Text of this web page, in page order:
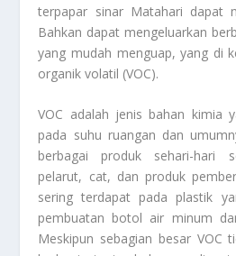
terpapar sinar Matahari dapat
Bahkan dapat mengeluarkan
yang mudah menguap, yang di
organik volatil (VOC).
VOC adalah jenis bahan kimia
pada suhu ruangan dan
berbagai produk sehari-hari
pelarut, cat, dan produk
sering terdapat pada plastik
pembuatan botol air minum
Meskipun sebagian besar VOC